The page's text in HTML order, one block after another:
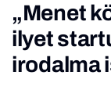
„Menet
ilyet
irodalma